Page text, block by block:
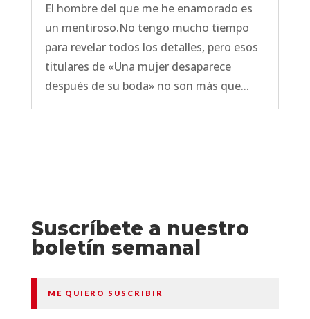
El hombre del que me he enamorado es
un mentiroso.No tengo mucho tiempo
para revelar todos los detalles, pero esos
titulares de «Una mujer desaparece
después de su boda» no son más que...
Suscríbete a nuestro
boletín semanal
ME QUIERO SUSCRIBIR